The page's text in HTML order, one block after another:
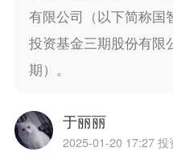
有限公司（以下简称国
投资基金三期股份有限
期）。
于丽丽
2025-01-20 17:27 投